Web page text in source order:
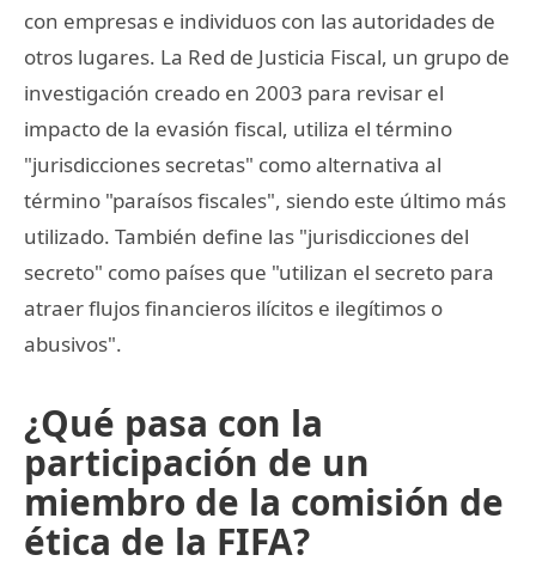
con empresas e individuos con las autoridades de
otros lugares. La Red de Justicia Fiscal, un grupo de
investigación creado en 2003 para revisar el
impacto de la evasión fiscal, utiliza el término
"jurisdicciones secretas" como alternativa al
término "paraísos fiscales", siendo este último más
utilizado. También define las "jurisdicciones del
secreto" como países que "utilizan el secreto para
atraer flujos financieros ilícitos e ilegítimos o
abusivos".
¿Qué pasa con la
participación de un
miembro de la comisión de
ética de la FIFA?